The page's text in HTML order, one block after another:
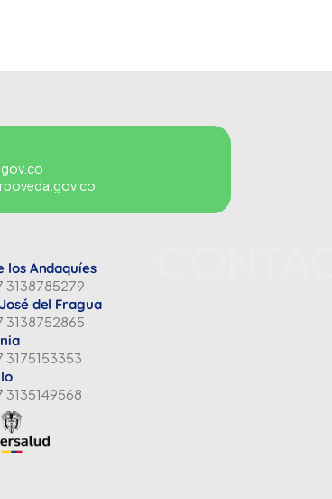
los Andaquíes
3138785279
del Fragua
3138752865
3175153353
3135149568